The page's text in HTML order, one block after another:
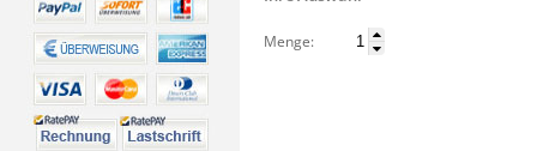
Menge: